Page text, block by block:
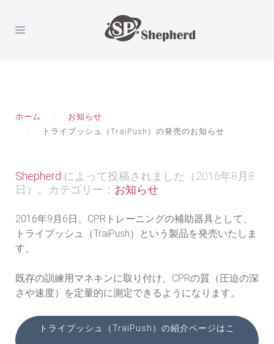
ホーム
お知らせ
トライプッシュ（TraiPush）の発売のお知らせ
Shepherd によって投稿されました（2016年8月8
日 ）。カテゴリー： お知らせ
2016年9月6日、CPRトレーニングの補助器具として、
トライプッシュ（TraiPush）という製品を発売いたしま
す。
既存の訓練用マネキンに取り付け、CPRの質（圧迫の深
さや速度）を定量的に測定できるようになります。
トライプッシュ（TraiPush）の紹介ページはこ